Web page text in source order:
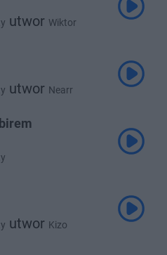
utwor Wiktor
utwor Nearr
utwor Kizo